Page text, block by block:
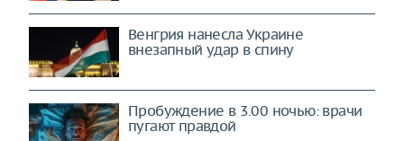
Венгрия нанесла Украине
внезапный удар в спину
Пробуждение в 3.00 ночью: врачи
пугают правдой